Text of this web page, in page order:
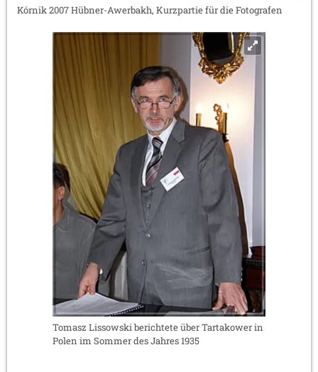
Kórnik 2007 Hübner-Awerbakh, Kurzpartie für die Fotografen
Tomasz Lissowski berichtete über Tartakower in
Polen im Sommer des Jahres 1935